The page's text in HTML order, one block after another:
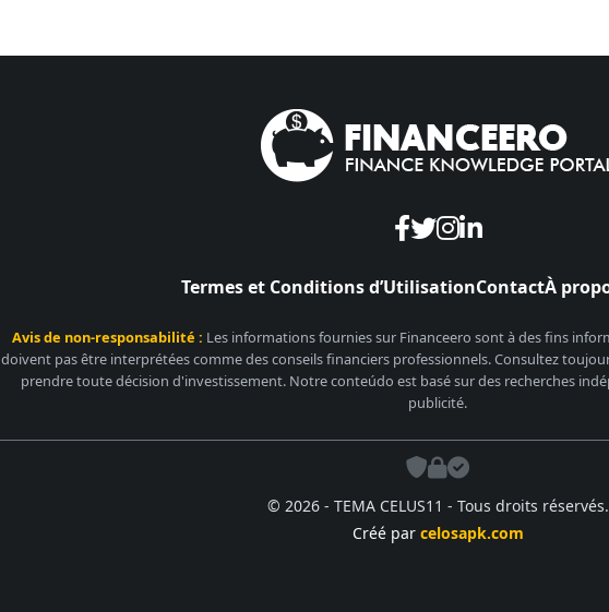
Termes et Conditions d’UtilisationContactÀ
Avis de non-responsabilité : Les informations fournies sur Financeero sont à des fins
doivent pas être interprétées comme des conseils financiers professionnels. Consultez
prendre toute décision d'investissement. Notre conteúdo est basé sur des recherches
publicité.
© 2026 - TEMA CELUS11 - Tous droits réservés.
Créé par celosapk.com